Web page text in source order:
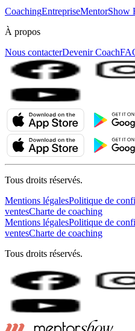
CoachingEntrepriseMentorShow
À propos
Nous contacterDevenir Coach
Tous droits réservés.
Mentions légalesPolitique de
ventesCharte de coaching
Mentions légalesPolitique de
ventesCharte de coaching
Tous droits réservés.